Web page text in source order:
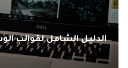
الدليل الشامل لقوالب